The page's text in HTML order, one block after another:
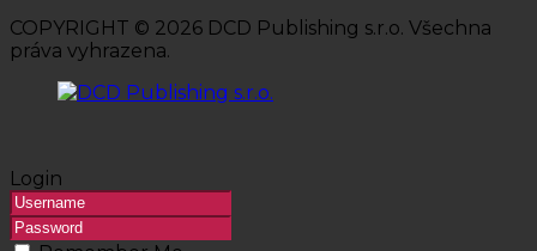
COPYRIGHT © 2026 DCD Publishing s.r.o. Všechna
práva vyhrazena.
Login